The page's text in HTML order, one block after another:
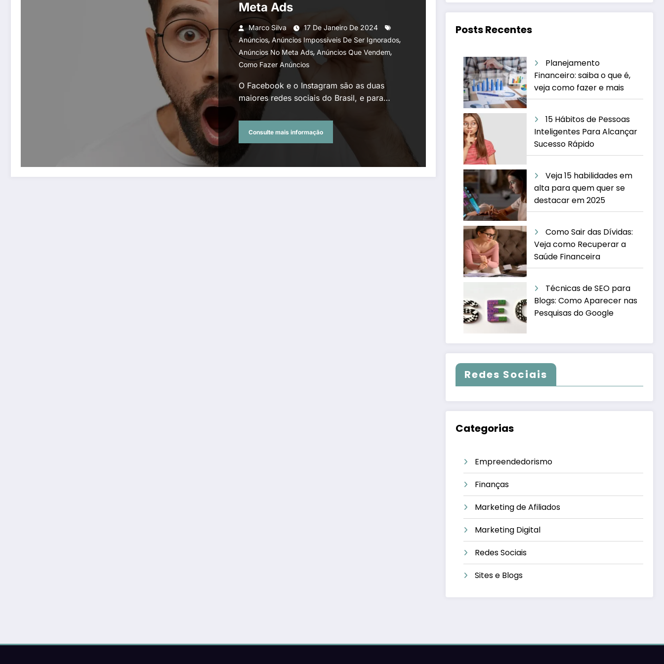
Meta Ads
Marco Silva
17 De Janeiro De 2024
Anúncios, Anúncios Impossíveis De Ser Ignorados,
Anúncios No Meta Ads, Anúncios Que Vendem,
Como Fazer Anúncios
O Facebook e o Instagram são as duas
maiores redes sociais do Brasil, e para…
Consulte mais informação
Posts Recentes
Planejamento
Financeiro: saiba o que é,
veja como fazer e mais
15 Hábitos de Pessoas
Inteligentes Para Alcançar
Sucesso Rápido
Veja 15 habilidades em
alta para quem quer se
destacar em 2025
Como Sair das Dívidas:
Veja como Recuperar a
Saúde Financeira
Técnicas de SEO para
Blogs: Como Aparecer nas
Pesquisas do Google
Redes Sociais
Categorias
Empreendedorismo
Finanças
Marketing de Afiliados
Marketing Digital
Redes Sociais
Sites e Blogs